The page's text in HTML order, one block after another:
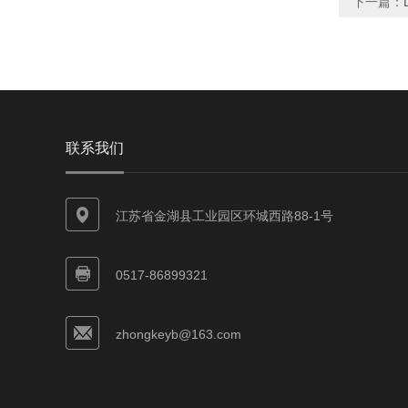
联系我们
江苏省金湖县工业园区环城西路88-1号
0517-86899321
zhongkeyb@163.com